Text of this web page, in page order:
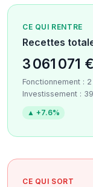
CE QUI RENTRE
Recettes
3 061 071 €
Fonctionnement :
Investissement :
▲ +7.6%
CE QUI SORT